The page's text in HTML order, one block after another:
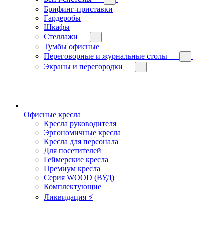
Брифинг-приставки
Гардеробы
Шкафы
Стеллажи
Тумбы офисные
Переговорные и журнальные столы
Экраны и перегородки
Офисные кресла
Кресла руководителя
Эргономичные кресла
Кресла для персонала
Для посетителей
Геймерские кресла
Премиум кресла
Серия WOOD (ВУД)
Комплектующие
Ликвидация ⚡